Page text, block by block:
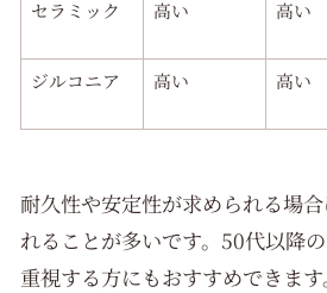
セラミック
高い 高い
ジルコニア
高い 高い
耐久性や安定性が求められる場
れることが多いです。50代以降
重視する方にもおすすめできます